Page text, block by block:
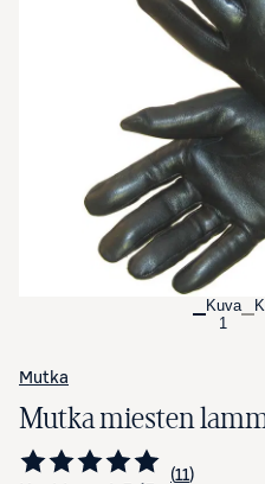
Avaa
Kuva
1
Mutka
Mutka miesten
11